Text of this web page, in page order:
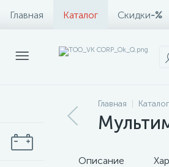
Главная Каталог Скидки-%
Главная Каталог
Описание